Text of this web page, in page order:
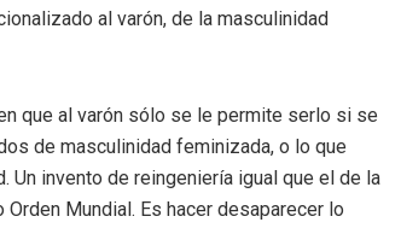
al varón, de la masculinidad
que al varón sólo se le permite serlo si se
de masculinidad feminizada, o lo que
Un invento de reingeniería igual que el de la
Mundial. Es hacer desaparecer lo